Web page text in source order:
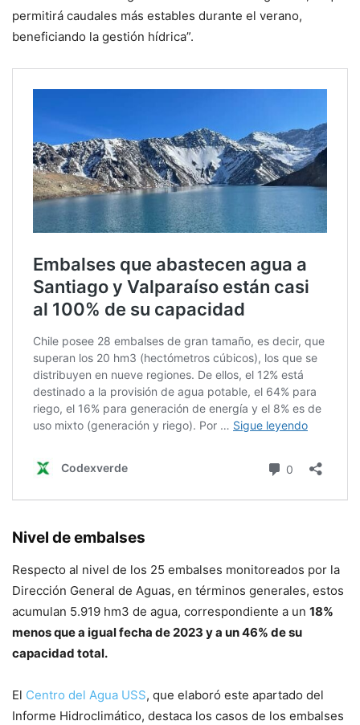
permitirá caudales más estables durante el verano,
beneficiando la gestión hídrica”.
Nivel de embalses
Respecto al nivel de los 25 embalses monitoreados por la
Dirección General de Aguas, en términos generales, estos
acumulan 5.919 hm3 de agua, correspondiente a un 18%
menos que a igual fecha de 2023 y a un 46% de su
capacidad total.
El Centro del Agua USS, que elaboró este apartado del
Informe Hidroclimático, destaca los casos de los embalses